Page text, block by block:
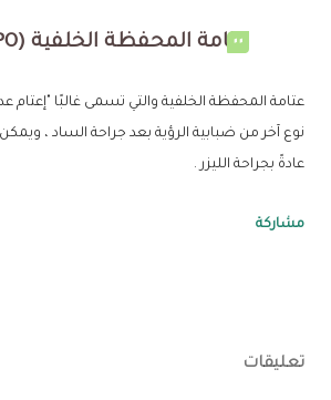
عتامة المحفظة الخلفية (CPO) :
عتامة المحفظة الخلفية والتي تسمى غالبًا "إعتام
نوع آخر من ضبابية الرؤية بعد جراحة الساد ،
عادةً بجراحة الليزر .
مشاركة
تعليقات